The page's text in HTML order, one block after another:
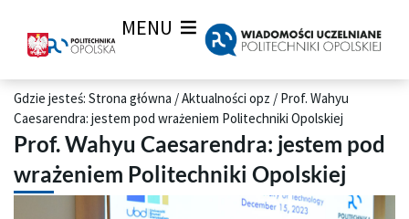
MENU
Gdzie jesteś: Strona główna /Aktualności opz / Prof. Wahyu
Caesarendra: jestem pod wrażeniem Politechniki Opolskiej
Prof. Wahyu Caesarendra: jestem pod
wrażeniem Politechniki Opolskiej